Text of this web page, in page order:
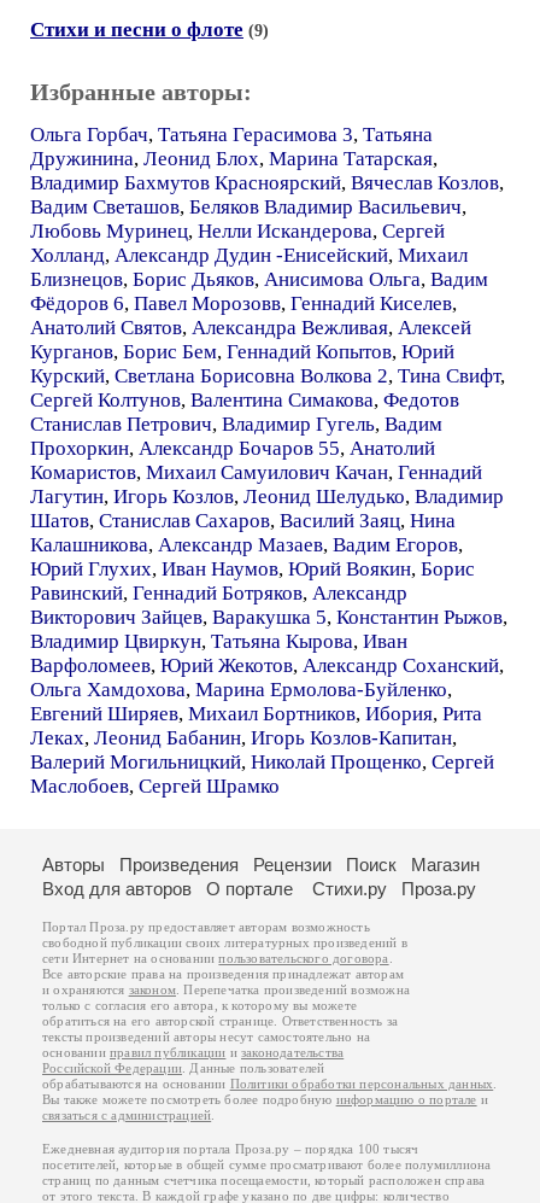
Стихи и песни о флоте (9)
Избранные авторы:
Ольга Горбач, Татьяна Герасимова 3, Татьяна
Дружинина, Леонид Блох, Марина Татарская,
Владимир Бахмутов Красноярский, Вячеслав Козлов,
Вадим Светашов, Беляков Владимир Васильевич,
Любовь Муринец, Нелли Искандерова, Сергей
Холланд, Александр Дудин -Енисейский, Михаил
Близнецов, Борис Дьяков, Анисимова Ольга, Вадим
Фёдоров 6, Павел Морозовв, Геннадий Киселев,
Анатолий Святов, Александра Вежливая, Алексей
Курганов, Борис Бем, Геннадий Копытов, Юрий
Курский, Светлана Борисовна Волкова 2, Тина Свифт,
Сергей Колтунов, Валентина Симакова, Федотов
Станислав Петрович, Владимир Гугель, Вадим
Прохоркин, Александр Бочаров 55, Анатолий
Комаристов, Михаил Самуилович Качан, Геннадий
Лагутин, Игорь Козлов, Леонид Шелудько, Владимир
Шатов, Станислав Сахаров, Василий Заяц, Нина
Калашникова, Александр Мазаев, Вадим Егоров,
Юрий Глухих, Иван Наумов, Юрий Воякин, Борис
Равинский, Геннадий Ботряков, Александр
Викторович Зайцев, Варакушка 5, Константин Рыжов,
Владимир Цвиркун, Татьяна Кырова, Иван
Варфоломеев, Юрий Жекотов, Александр Соханский,
Ольга Хамдохова, Марина Ермолова-Буйленко,
Евгений Ширяев, Михаил Бортников, Ибория, Рита
Леках, Леонид Бабанин, Игорь Козлов-Капитан,
Валерий Могильницкий, Николай Прощенко, Сергей
Маслобоев, Сергей Шрамко
Авторы Произведения Рецензии Поиск
Магазин
Вход для авторов
О портале Стихи.ру Проза.ру
Портал Проза.ру предоставляет авторам возможность
свободной публикации своих литературных произведений в
сети Интернет на основаниипользовательского договора
Все авторские права на произведения принадлежат авторам
и охраняются законом . Перепечатка произведений возможна
только с согласия его автора, к которому вы можете
обратиться на его авторской странице. Ответственность за
тексты произведений авторы несут самостоятельно на
основанииправил публикации изаконодательства
Российской Федерации . Данные пользователей
обрабатываются на основании Политики обработки персональных данных
Вы также можете посмотреть более подробную информацию о портале и
связаться с администрацией
Ежедневная аудитория портала Проза.ру – порядка 100 тысяч
посетителей, которые в общей сумме просматривают более полумиллиона
страниц по данным счетчика посещаемости, который расположен справа
от этого текста. В каждой графе указано по две цифры: количество